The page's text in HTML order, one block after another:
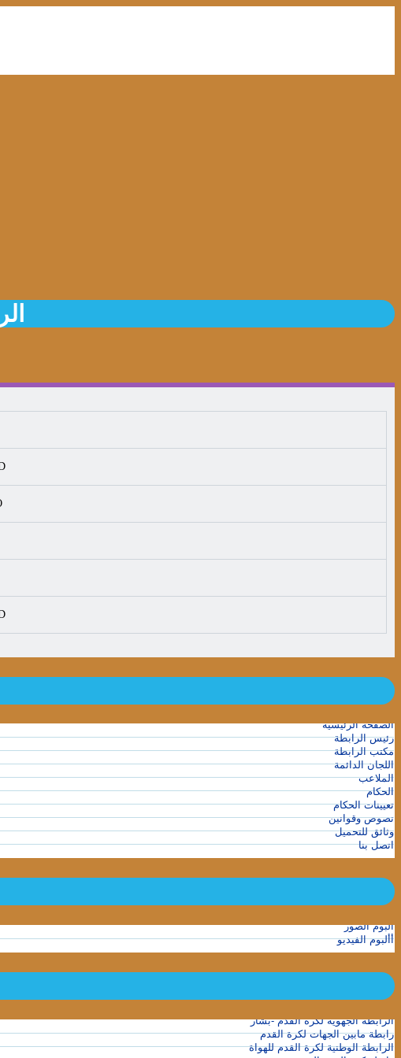
الصفحة الرئيسية
رئيس الرابطة
مكتب الرابطة
اللجان الدائمة
الملاعب
الحكام
تعيينات الحكام
نصوص وقوانين
وثائق للتحميل
اتصل بنا
ألبوم الصور
أألبوم الفيديو
الرابطة الجهوية لكرة القدم -بشار
رابطة مابين الجهات لكرة القدم
الرابطة الوطنية لكرة القدم للهواة